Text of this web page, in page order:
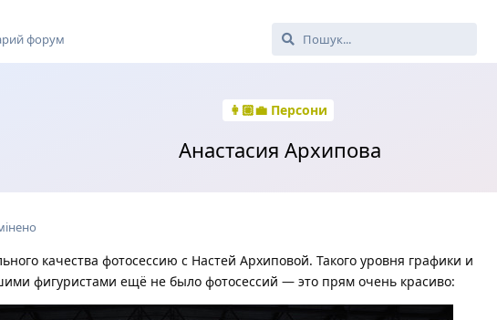
форум
👩🏼‍💼 Персони
Анастасия Архипова
качества фотосессию с Настей Архиповой. Такого уровня графики и
фигуристами ещё не было фотосессий — это прям очень красиво: